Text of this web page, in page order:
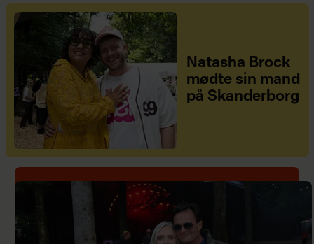
Natasha Brock
mødte sin mand
på Skanderborg